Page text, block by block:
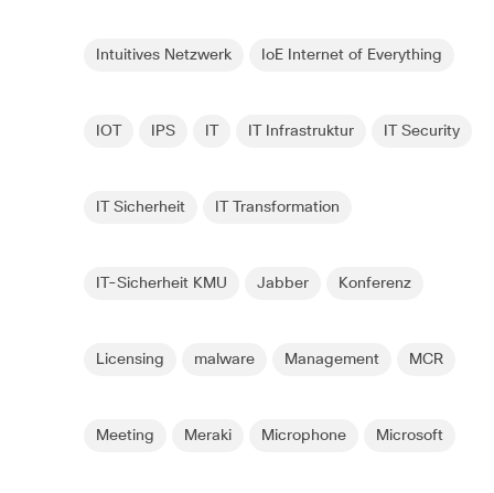
Intuitives Netzwerk IoE Internet of Everything
IOT IPS IT Infrastruktur IT Security
IT Sicherheit IT Transformation
IT-Sicherheit KMU Jabber Konferenz
Licensing malware Management MCR
Meeting Meraki Microphone Microsoft